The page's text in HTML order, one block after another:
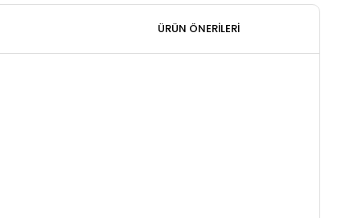
ÜRÜN ÖNERILERI